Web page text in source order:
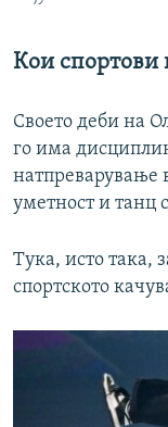
Кои спортови
Своето деби на
го има
натпреварување
уметност и танц
Тука, исто така,
спортското